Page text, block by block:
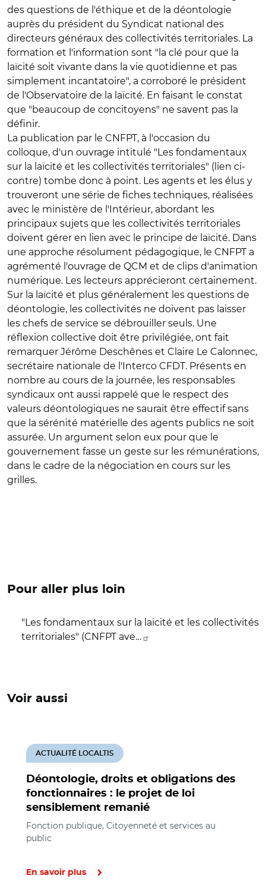
des questions de l'éthique et de la déontologie
auprès du président du Syndicat national des
directeurs généraux des collectivités territoriales. La
formation et l'information sont "la clé pour que la
laïcité soit vivante dans la vie quotidienne et pas
simplement incantatoire", a corroboré le président
de l'Observatoire de la laïcité. En faisant le constat
que "beaucoup de concitoyens" ne savent pas la
définir.
La publication par le CNFPT, à l'occasion du
colloque, d'un ouvrage intitulé "Les fondamentaux
sur la laïcité et les collectivités territoriales" (lien ci-
contre) tombe donc à point. Les agents et les élus y
trouveront une série de fiches techniques, réalisées
avec le ministère de l'Intérieur, abordant les
principaux sujets que les collectivités territoriales
doivent gérer en lien avec le principe de laïcité. Dans
une approche résolument pédagogique, le CNFPT a
agrémenté l'ouvrage de QCM et de clips d'animation
numérique. Les lecteurs apprécieront certainement.
Sur la laïcité et plus généralement les questions de
déontologie, les collectivités ne doivent pas laisser
les chefs de service se débrouiller seuls. Une
réflexion collective doit être privilégiée, ont fait
remarquer Jérôme Deschênes et Claire Le Calonnec,
secrétaire nationale de l'Interco CFDT. Présents en
nombre au cours de la journée, les responsables
syndicaux ont aussi rappelé que le respect des
valeurs déontologiques ne saurait être effectif sans
que la sérénité matérielle des agents publics ne soit
assurée. Un argument selon eux pour que le
gouvernement fasse un geste sur les rémunérations,
dans le cadre de la négociation en cours sur les
grilles.
Pour aller plus loin
"Les fondamentaux sur la laïcité et les collectivités
territoriales" (CNFPT ave…
Voir aussi
Déontologie, droits et obligations des
fonctionnaires : le projet de loi
sensiblement remanié
ACTUALITÉ LOCALTIS
Fonction publique, Citoyenneté et services au
public
En savoir plus